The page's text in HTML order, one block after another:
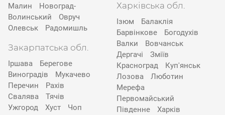
Малин
Новоград-
Волинський
Овруч
Олевськ
Радомишль
Закарпатська обл.
Іршава
Берегове
Виноградів
Мукачево
Перечин
Рахів
Свалява
Тячів
Ужгород
Хуст Чоп
Харківська обл.
Ізюм
Балаклія
Барвінкове
Богодухів
Валки
Вовчанськ
Дергачі
Зміїв
Красноград
Куп'янськ
Лозова
Люботин
Мерефа
Первомайський
Південне
Харків